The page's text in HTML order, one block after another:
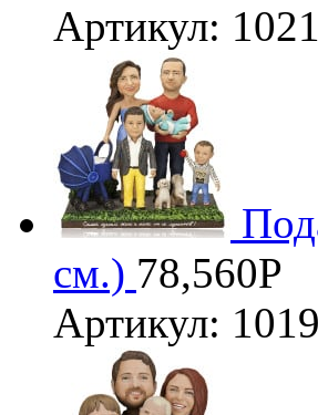
Артикул:
см.) 78,560Р
Артикул: